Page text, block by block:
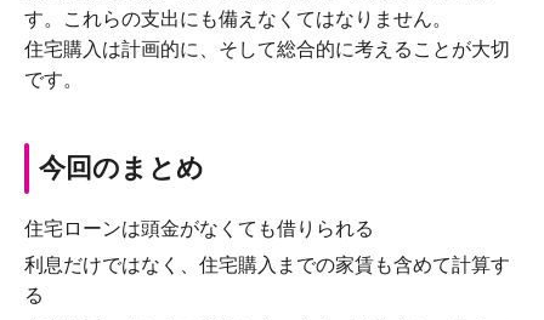
す。これらの支出にも備えなくてはなりません。
住宅購入は計画的に、そして総合的に考えることが大切
です。
今回のまとめ
住宅ローンは頭金がなくても借りられる
利息だけではなく、住宅購入までの家賃も含めて計算す
る